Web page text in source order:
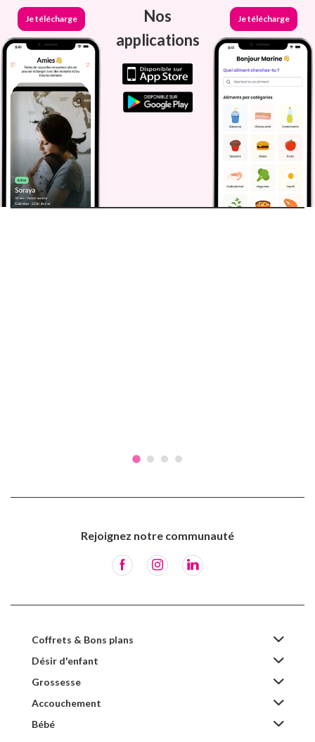
Je télécharge
Nos
applications
Je télécharge
Rejoignez notre communauté
Coffrets & Bons plans
Désir d'enfant
Grossesse
Accouchement
Bébé